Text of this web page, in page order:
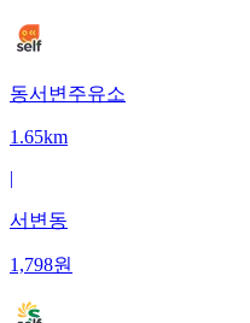
동서변주유소
1.65km
|
서변동
1,798원